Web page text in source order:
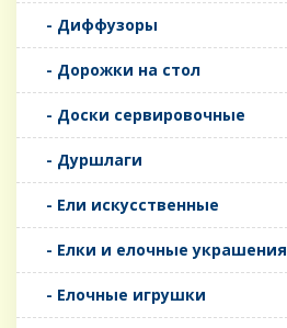
- Диффузоры
- Дорожки на стол
- Доски сервировочные
- Дуршлаги
- Ели искусственные
- Елки и елочные украшения
- Елочные игрушки